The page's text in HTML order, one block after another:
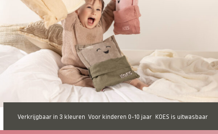
Verkrijgbaar in 3 kleuren Voor kinderen 0-10 jaar KOES is uitwasbaar